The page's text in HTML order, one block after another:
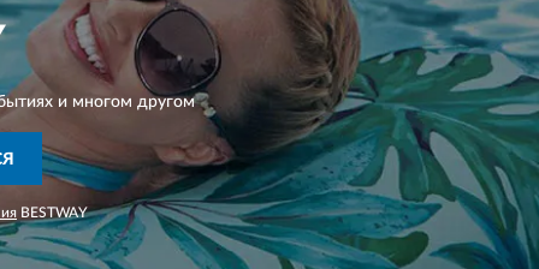
и многом другом
BESTWAY